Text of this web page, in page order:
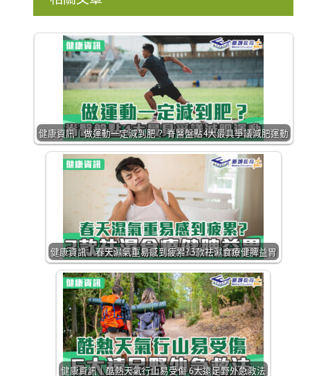
健康資訊｜做運動一定減到肥？ 脊醫盤點4大最具爭議減肥運動
健康資訊｜春天濕氣重易感到疲累? 3款祛濕食療健脾益胃
健康資訊｜酷熱天氣行山易受傷 6大遠足野外急救法